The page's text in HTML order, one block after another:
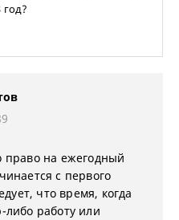
год?
право на ежегодный
с первого
что время, когда
либо работу или